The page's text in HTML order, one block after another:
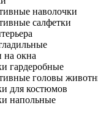
наволочки
салфетки
на окна
гардеробные
головы
для костюмов
напольные